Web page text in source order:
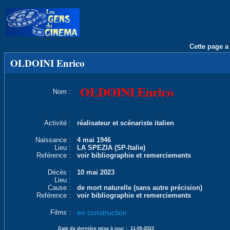
Cette page
OLDOINI Enrico
Nom : OLDOINI Enrico
Activité : réalisateur et scénariste italien
Naissance :
4 mai 1946
Lieu :
LA SPEZIA (SP-Italie)
Reférence :
voir bibliographie et remerciements
Décès :
10 mai 2023
Lieu :
Cause :
de mort naturelle (sans autre précision)
Reférence :
voir bibliographie et remerciements
Films : en construction
Date de dernière mise à jour : 11-05-2023